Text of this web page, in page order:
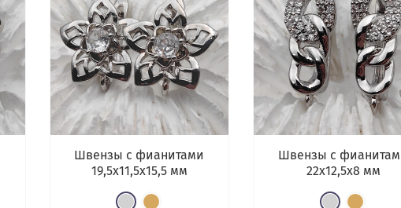
Швензы с фианитами
19,5х11,5x15,5 мм
Швензы с
22х12,5x8 мм